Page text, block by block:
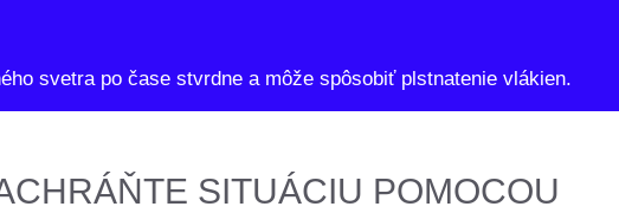
svetra po čase stvrdne a môže spôsobiť plstnatenie vlákien.
SITUÁCIU POMOCOU